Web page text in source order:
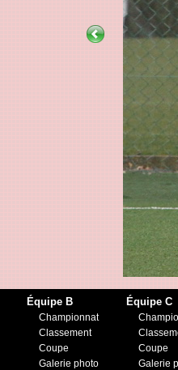
Équipe B
Championnat
Classement
Coupe
Galerie photo
Équipe C
Coupe
Galerie